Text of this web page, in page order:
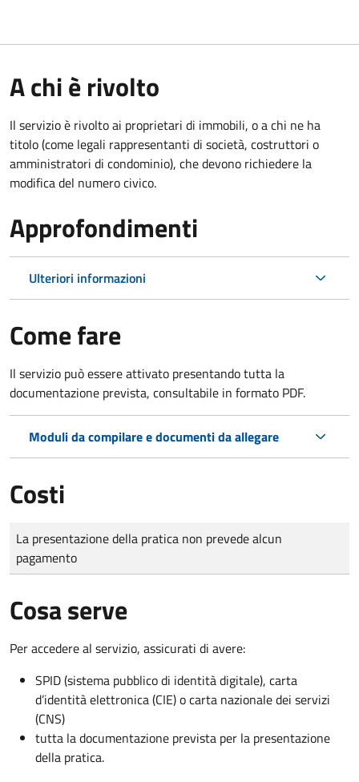
A chi è rivolto
Il servizio è rivolto ai proprietari di immobili, o a chi ne ha
titolo (come legali rappresentanti di società, costruttori o
amministratori di condominio), che devono richiedere la
modifica del numero civico.
Approfondimenti
Ulteriori informazioni
Come fare
Il servizio può essere attivato presentando tutta la
documentazione prevista, consultabile in formato PDF.
Moduli da compilare e documenti da allegare
Costi
Tipo di pagamento
Importo
La presentazione della pratica non prevede alcun
pagamento
Cosa serve
Per accedere al servizio, assicurati di avere:
SPID (sistema pubblico di identità digitale), carta
d’identità elettronica (CIE) o carta nazionale dei servizi
(CNS)
tutta la documentazione prevista per la presentazione
della pratica.